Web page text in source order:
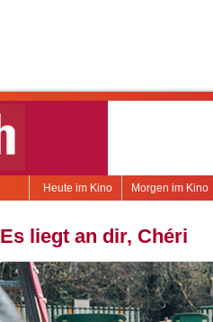
Morgen im Kino
Heute im Kino
Es liegt an dir, Chéri